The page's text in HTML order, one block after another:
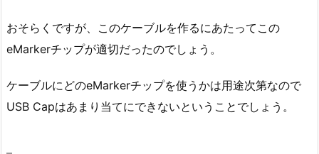
おそらくですが、このケーブルを作るにあたってこの
eMarkerチップが適切だったのでしょう。
ケーブルにどのeMarkerチップを使うかは用途次第なので
USB Capはあまり当てにできないということでしょう。